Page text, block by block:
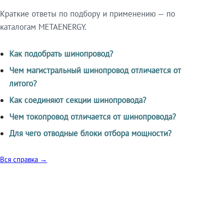
Краткие ответы по подбору и применению — по
каталогам METAENERGY.
Как подобрать шинопровод?
Чем магистральный шинопровод отличается от
литого?
Как соединяют секции шинопровода?
Чем токопровод отличается от шинопровода?
Для чего отводные блоки отбора мощности?
Вся справка →